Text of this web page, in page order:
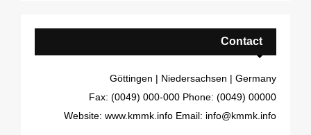
Contact
Göttingen | Niedersachsen | Germany
Phone: (0049) 00000
Fax: (0049) 000-000
Email: info@kmmk.info
Website: www.kmmk.info